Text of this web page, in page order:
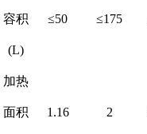
容积
(L)
≤50 ≤175
加热
面积 1.16 2